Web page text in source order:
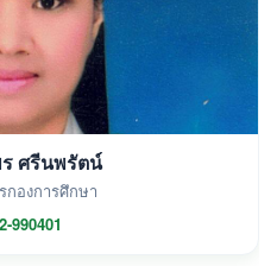
ศรีนพรัตน์
กองการศึกษา
990401